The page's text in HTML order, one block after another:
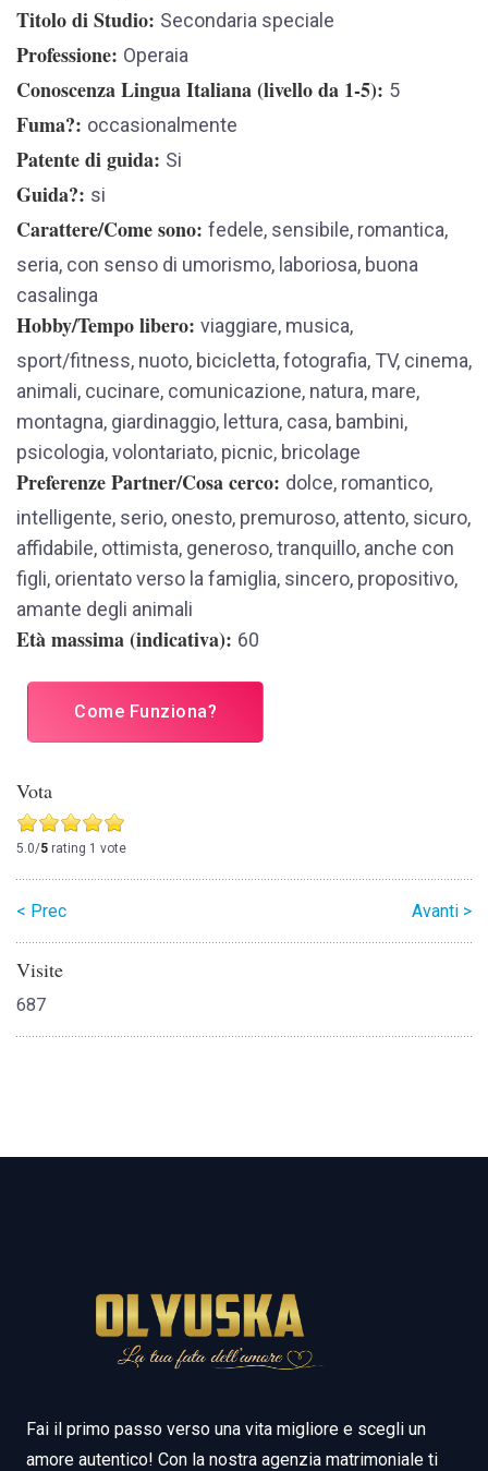
Titolo di Studio Secondaria speciale
Professione Operaia
Conoscenza Lingua Italiana (livello da 1-5) 5
Fuma? occasionalmente
Patente di guida Si
Guida? si
Carattere/Come sono fedele, sensibile, romantica,
seria, con senso di umorismo, laboriosa, buona
casalinga
Hobby/Tempo libero viaggiare, musica,
sport/fitness, nuoto, bicicletta, fotografia, TV, cinema,
animali, cucinare, comunicazione, natura, mare,
montagna, giardinaggio, lettura, casa, bambini,
psicologia, volontariato, picnic, bricolage
Preferenze Partner/Cosa cerco dolce, romantico,
intelligente, serio, onesto, premuroso, attento, sicuro,
affidabile, ottimista, generoso, tranquillo, anche con
figli, orientato verso la famiglia, sincero, propositivo,
amante degli animali
Età massima (indicativa) 60
Come Funziona?
Vota
5.0/5 rating 1 vote
< Prec Avanti >
Visite
687
Fai il primo passo verso una vita migliore e scegli un
amore autentico! Con la nostra agenzia matrimoniale ti